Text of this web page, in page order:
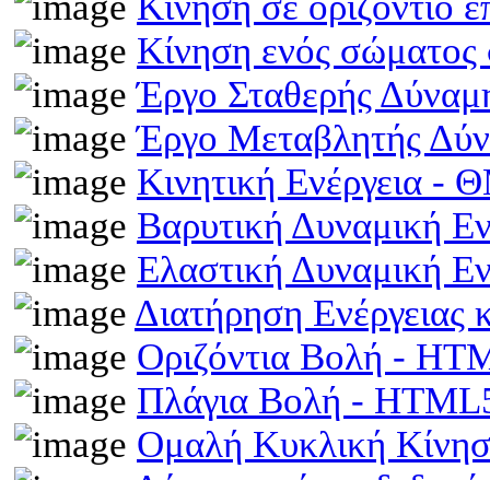
Κίνηση ενός
Έργο Σταθερής
Έργο Μεταβλητής
Κινητική Ενέργεια
Βαρυτική Δυναμική
Ελαστική Δυναμική
Διατήρηση
Οριζόντια Βολή -
Πλάγια Βολή -
Ομαλή Κυκλική